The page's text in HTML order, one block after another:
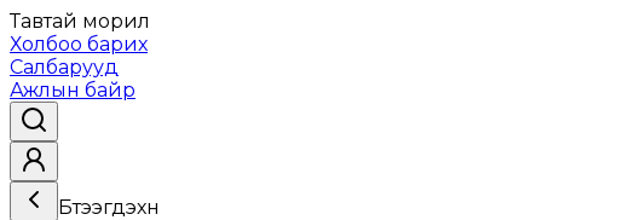
Тавтай морил
Холбоо барих
Салбарууд
Ажлын байр
Бүтээгдэхүүн